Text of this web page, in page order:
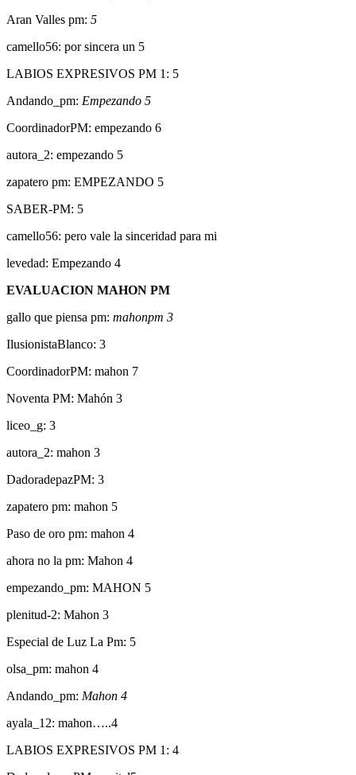
Aran Valles pm: 5
camello56: por sincera un 5
LABIOS EXPRESIVOS PM 1: 5
Andando_pm: Empezando 5
CoordinadorPM: empezando 6
autora_2: empezando 5
zapatero pm: EMPEZANDO 5
SABER-PM: 5
camello56: pero vale la sinceridad para mi
levedad: Empezando 4
EVALUACION MAHON PM
gallo que piensa pm: mahonpm 3
IlusionistaBlanco: 3
CoordinadorPM: mahon 7
Noventa PM: Mahón 3
liceo_g: 3
autora_2: mahon 3
DadoradepazPM: 3
zapatero pm: mahon 5
Paso de oro pm: mahon 4
ahora no la pm: Mahon 4
empezando_pm: MAHON 5
plenitud-2: Mahon 3
Especial de Luz La Pm: 5
olsa_pm: mahon 4
Andando_pm: Mahon 4
ayala_12: mahon…..4
LABIOS EXPRESIVOS PM 1: 4